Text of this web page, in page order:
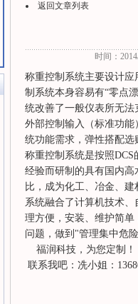
返回文章列表
时间：
称重控制系统主要设计
制系统本身容易有“零点
统改善了一般仪表所无法
外部控制输入（标准功能
统功能需求，弹性搭配选
称重控制系统是按照
经验而研制的具有国内
比，成为化工、冶金、
系统融合了计算机技术
理方便，安装、维护简
问题，做到"管理集中危
福润科技，为您定制！
联系我吧：冼小姐：